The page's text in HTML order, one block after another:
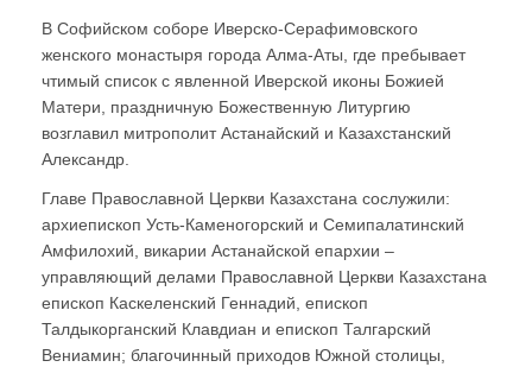
В Софийском соборе Иверско-Серафимовского
женского монастыря города Алма-Аты, где пребывает
чтимый список с явленной Иверской иконы Божией
Матери, праздничную Божественную Литургию
возглавил митрополит Астанайский и Казахстанский
Александр.
Главе Православной Церкви Казахстана сослужили:
архиепископ Усть-Каменогорский и Семипалатинский
Амфилохий, викарии Астанайской епархии –
управляющий делами Православной Церкви Казахстана
епископ Каскеленский Геннадий, епископ
Талдыкорганский Клавдиан и епископ Талгарский
Вениамин; благочинный приходов Южной столицы,